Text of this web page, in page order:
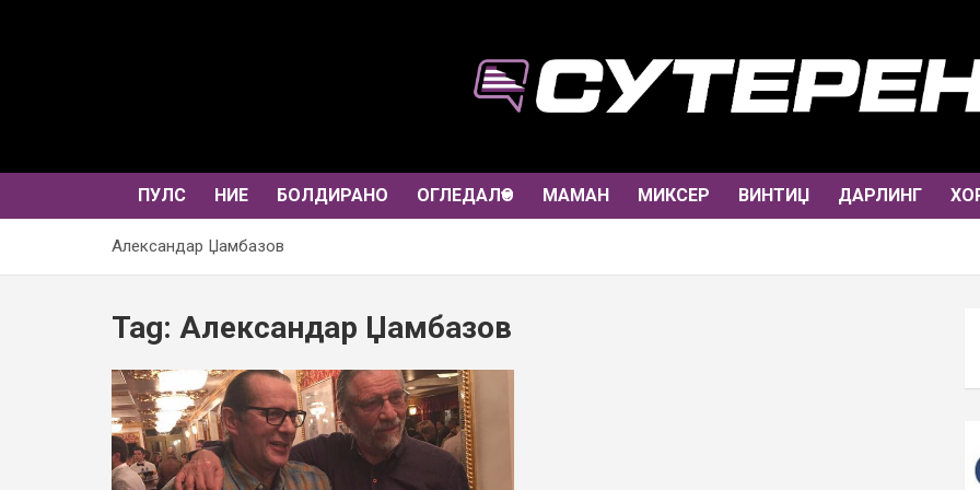
ПУЛС НИЕ БОЛДИРАНО ОГЛЕДАЛО МАМАН МИКСЕР ВИНТИЏ ДАРЛИНГ
Александар Џамбазов
Tag: Александар Џамбазов